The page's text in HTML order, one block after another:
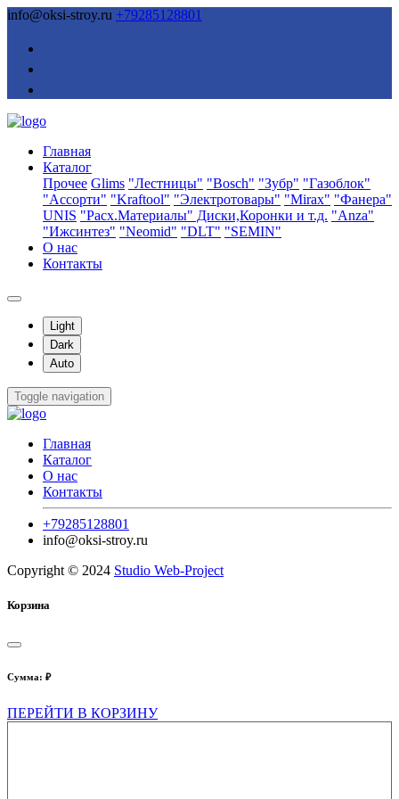
info@oksi-stroy.ru +79285128801
Главная
Каталог
Прочее Glims "Лестницы" "Bosch" "Зубр" "Газоблок"
"Ассорти" "Kraftool" "Электротовары" "Mirax" "Фанера"
UNIS "Расх.Материалы" Диски,Коронки и т.д. "Anza"
"Ижсинтез" "Neomid" "DLT" "SEMIN"
О нас
Контакты
Light
Dark
Auto
Toggle navigation
Главная
Каталог
О нас
Контакты
+79285128801
info@oksi-stroy.ru
Copyright © 2024 Studio Web-Project
Корзина
Сумма: ₽
ПЕРЕЙТИ В КОРЗИНУ